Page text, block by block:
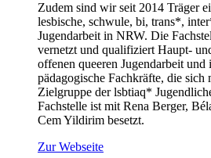
Zudem sind wir seit 2014 Träger
lesbische, schwule, bi, trans*,
Jugendarbeit in NRW. Die
vernetzt und qualifiziert Haupt-
offenen queeren Jugendarbeit
pädagogische Fachkräfte, die sich
Zielgruppe der lsbtiaq*
Fachstelle ist mit Rena Berger,
Cem Yildirim besetzt.
Zur Webseite